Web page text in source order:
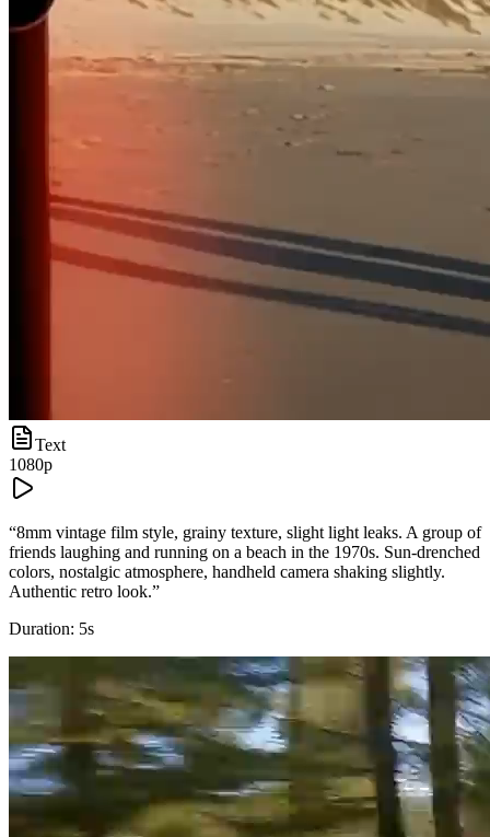
Text
1080p
“8mm vintage film style, grainy texture, slight light leaks. A group of
friends laughing and running on a beach in the 1970s. Sun-drenched
colors, nostalgic atmosphere, handheld camera shaking slightly.
Authentic retro look.”
Duration: 5s